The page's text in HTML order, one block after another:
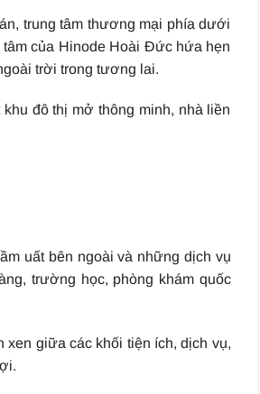
trung tâm thương mại phía dưới
của Hinode Hoài Đức hứa hẹn
trời trong tương lai.
đô thị mở thông minh, nhà liền
uất bên ngoài và những dịch vụ
trường học, phòng khám quốc
xen giữa các khối tiện ích, dịch vụ,